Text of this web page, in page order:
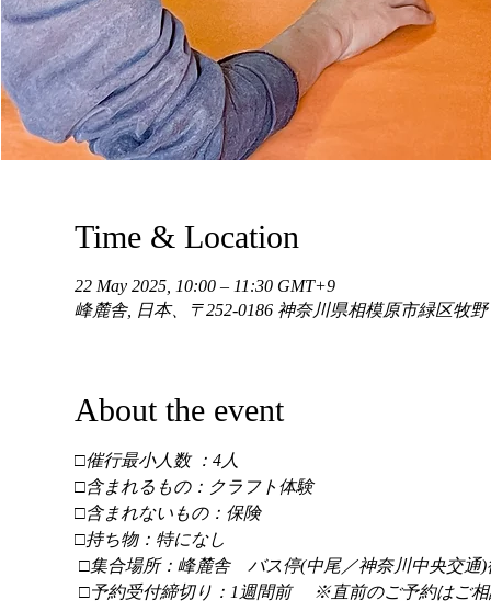
Time & Location
22 May 2025, 10:00 – 11:30 GMT+9
峰麓舎, 日本、〒252-0186 神奈川県相模原市緑区牧
About the event
□催行最小人数 ：4人
□含まれるもの：クラフト体験
□含まれないもの：保険
□持ち物：特になし
□集合場所：峰麓舎　バス停(中尾／神奈川中央交通)
□予約受付締切り：1週間前 　※直前のご予約はご